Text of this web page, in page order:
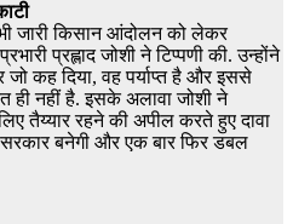
जारी किसान आंदोलन को लेकर
प्रह्लाद जोशी ने टिप्पणी की. उन्होंने
कह दिया, वह पर्याप्त है और इससे
ही नहीं है. इसके अलावा जोशी ने
तैय्यार रहने की अपील करते हुए दावा
सरकार बनेगी और एक बार फिर डबल